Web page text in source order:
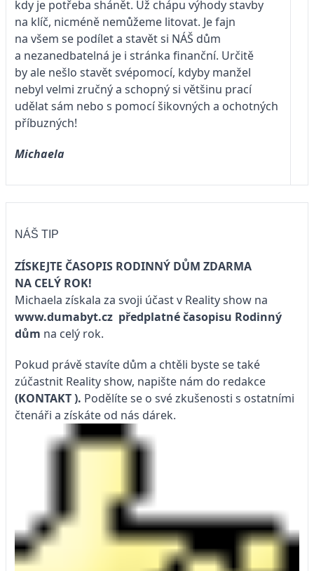
kdy je potřeba shánět. Už chápu výhody stavby
na klíč, nicméně nemůžeme litovat. Je fajn
na všem se podílet a stavět si NÁŠ dům
a nezanedbatelná je i stránka finanční. Určitě
by ale nešlo stavět svépomocí, kdyby manžel
nebyl velmi zručný a schopný si většinu prací
udělat sám nebo s pomocí šikovných a ochotných
příbuzných!
Michaela
NÁŠ TIP
ZÍSKEJTE ČASOPIS RODINNÝ DŮM ZDARMA
NA CELÝ ROK!
Michaela získala za svoji účast v Reality show na
www.dumabyt.cz předplatné časopisu Rodinný
dům na celý rok.
Pokud právě stavíte dům a chtěli byste se také
zúčastnit Reality show, napište nám do redakce
(KONTAKT). Podělíte se o své zkušenosti s ostatními
čtenáři a získáte od nás dárek.